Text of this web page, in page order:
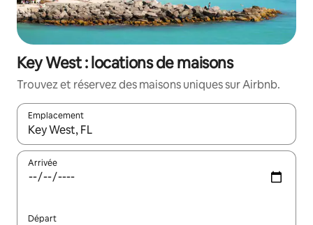
Key West : locations de maisons
Trouvez et réservez des maisons uniques sur Airbnb.
Emplacement
Quand les résultats sont affichés, parcourez-les en utilisant
Arrivée
Départ